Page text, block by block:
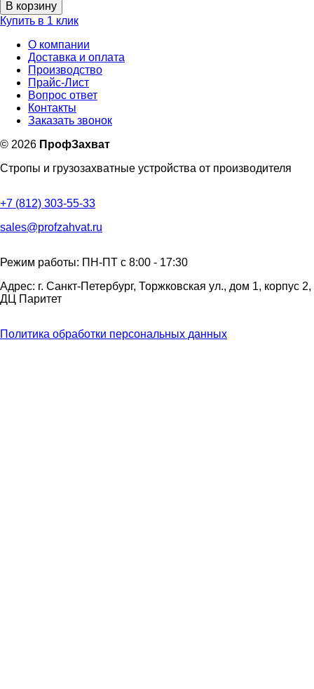
Купить в 1 клик
О компании
Доставка и оплата
Производство
Прайс-Лист
Вопрос ответ
Контакты
Заказать звонок
© 2026 ПрофЗахват
Стропы и грузозахватные устройства от производителя
+7 (812) 303-55-33
sales@profzahvat.ru
Режим работы: ПН-ПТ с 8:00 - 17:30
Адрес: г. Санкт-Петербург, Торжковская ул., дом 1, корпус 2,
ДЦ Паритет
Политика обработки персональных данных